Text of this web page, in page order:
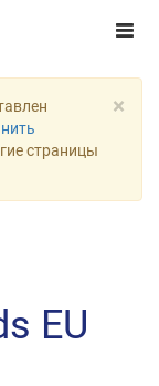
×
страницы
EU